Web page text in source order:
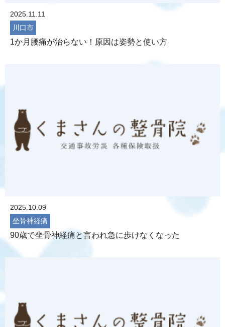
2025.11.11
川口市
1か月腰痛が治らない！原因は姿勢と使い方
2025.10.09
坐骨神経痛
90歳で坐骨神経痛と言われ急に歩けなくなった